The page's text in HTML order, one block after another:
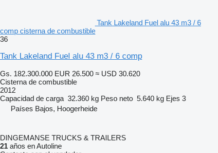
Tank Lakeland Fuel alu 43 m3 / 6
comp cisterna de combustible
36
Tank Lakeland Fuel alu 43 m3 / 6 comp
Gs. 182.300.000 EUR 26.500 ≈ USD 30.620
Cisterna de combustible
2012
Capacidad de carga 32.360 kg Peso neto 5.640 kg Ejes 3
Países Bajos, Hoogerheide
DINGEMANSE TRUCKS & TRAILERS
21 años en Autoline